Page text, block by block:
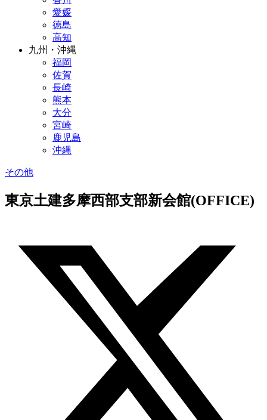
愛媛
徳島
高知
九州・沖縄
福岡
佐賀
長崎
熊本
大分
宮崎
鹿児島
沖縄
その他
東京土建多摩西部支部新会館(OFFICE)